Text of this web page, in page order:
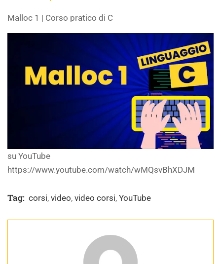
Malloc 1 | Corso pratico di C
su YouTube
https://www.youtube.com/watch/wMQsvBhXDJM
Tag: corsi, video, video corsi, YouTube